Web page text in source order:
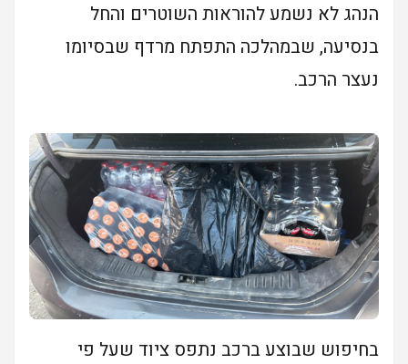
הנהג לא נשמע להוראות השוטרים והחל
בנסיעה, שבמהלכה התפתח מרדף שבסיומו
נעצר הרכב.
בחיפוש שבוצע ברכב נתפס ציוד שעל פי